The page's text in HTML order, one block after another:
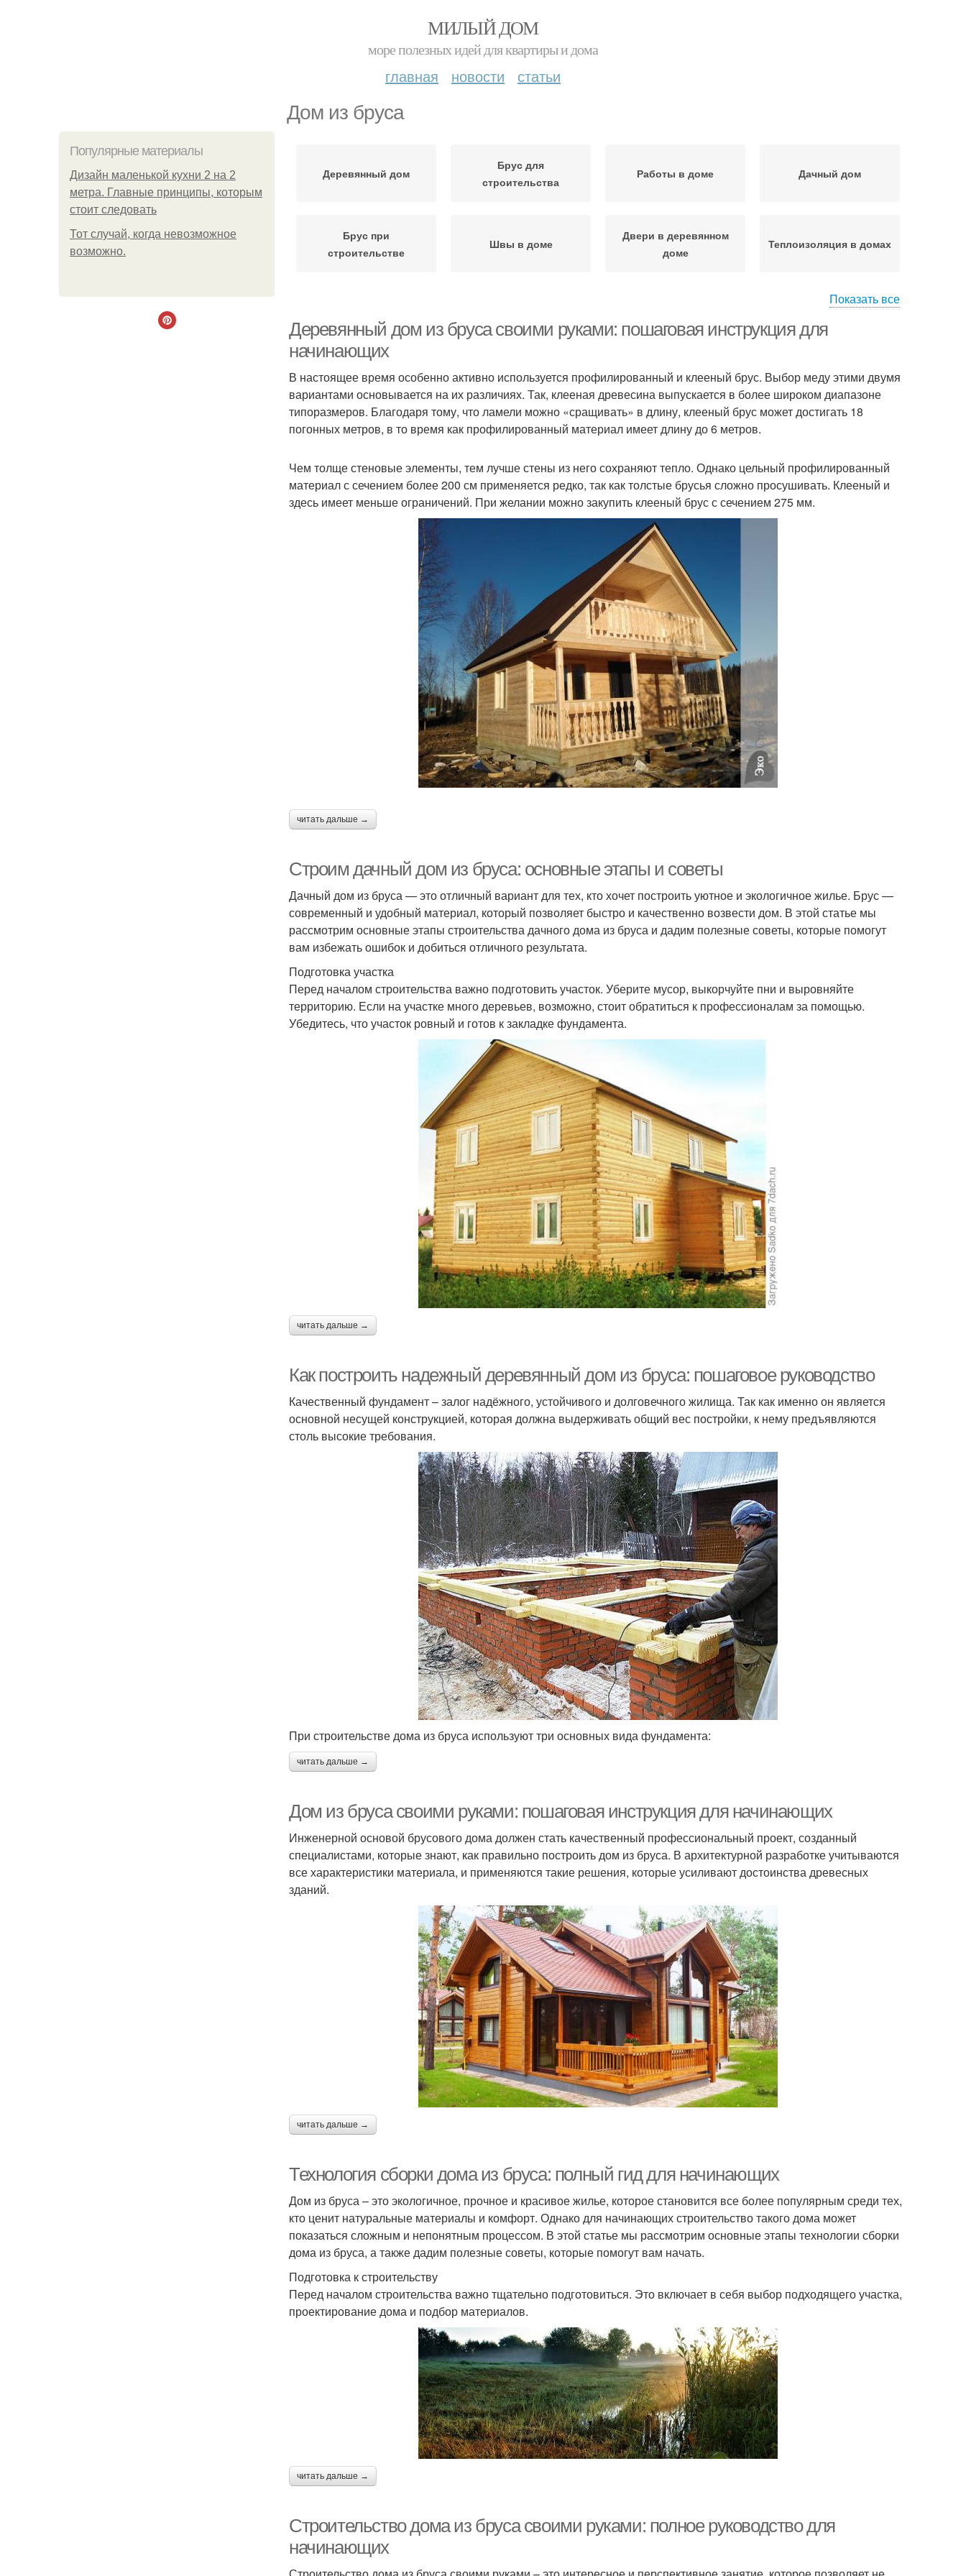
МИЛЫЙ ДОМ
море полезных идей для квартиры и дома
главная новости статьи
Дом из бруса
Популярные материалы
Дизайн маленькой кухни 2 на 2
метра. Главные принципы, которым
стоит следовать
Тот случай, когда невозможное
возможно.
Деревянный дом
Брус для
строительства
Работы в доме Дачный дом
Брус при
строительстве
Швы в доме
Двери в деревянном
доме
Теплоизоляция в домах
Стен из бруса Окна в доме Сруб из бруса Шикарный дом
Домокомплект из бруса Стен в брусовом доме
Дом из газоблока Дом из досок
Показать все
Деревянный дом из бруса своими руками: пошаговая инструкция для
начинающих
В настоящее время особенно активно используется профилированный и клееный брус. Выбор меду этими двумя
вариантами основывается на их различиях. Так, клееная древесина выпускается в более широком диапазоне
типоразмеров. Благодаря тому, что ламели можно «сращивать» в длину, клееный брус может достигать 18
погонных метров, в то время как профилированный материал имеет длину до 6 метров.
Чем толще стеновые элементы, тем лучше стены из него сохраняют тепло. Однако цельный профилированный
материал с сечением более 200 см применяется редко, так как толстые брусья сложно просушивать. Клееный и
здесь имеет меньше ограничений. При желании можно закупить клееный брус с сечением 275 мм.
читать дальше →
Строим дачный дом из бруса: основные этапы и советы
Дачный дом из бруса — это отличный вариант для тех, кто хочет построить уютное и экологичное жилье. Брус —
современный и удобный материал, который позволяет быстро и качественно возвести дом. В этой статье мы
рассмотрим основные этапы строительства дачного дома из бруса и дадим полезные советы, которые помогут
вам избежать ошибок и добиться отличного результата.
Подготовка участка
Перед началом строительства важно подготовить участок. Уберите мусор, выкорчуйте пни и выровняйте
территорию. Если на участке много деревьев, возможно, стоит обратиться к профессионалам за помощью.
Убедитесь, что участок ровный и готов к закладке фундамента.
читать дальше →
Как построить надежный деревянный дом из бруса: пошаговое руководство
Качественный фундамент – залог надёжного, устойчивого и долговечного жилища. Так как именно он является
основной несущей конструкцией, которая должна выдерживать общий вес постройки, к нему предъявляются
столь высокие требования.
При строительстве дома из бруса используют три основных вида фундамента:
читать дальше →
Дом из бруса своими руками: пошаговая инструкция для начинающих
Инженерной основой брусового дома должен стать качественный профессиональный проект, созданный
специалистами, которые знают, как правильно построить дом из бруса. В архитектурной разработке учитываются
все характеристики материала, и применяются такие решения, которые усиливают достоинства древесных
зданий.
читать дальше →
Технология сборки дома из бруса: полный гид для начинающих
Дом из бруса – это экологичное, прочное и красивое жилье, которое становится все более популярным среди тех,
кто ценит натуральные материалы и комфорт. Однако для начинающих строительство такого дома может
показаться сложным и непонятным процессом. В этой статье мы рассмотрим основные этапы технологии сборки
дома из бруса, а также дадим полезные советы, которые помогут вам начать.
Подготовка к строительству
Перед началом строительства важно тщательно подготовиться. Это включает в себя выбор подходящего участка,
проектирование дома и подбор материалов.
читать дальше →
Строительство дома из бруса своими руками: полное руководство для
начинающих